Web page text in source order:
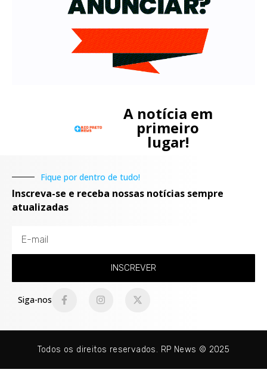
A notícia em
primeiro
lugar!
Fique por dentro de tudo!
Inscreva-se e receba nossas notícias sempre
atualizadas
INSCREVER
Siga-nos
Todos os direitos reservados. RP News © 2025